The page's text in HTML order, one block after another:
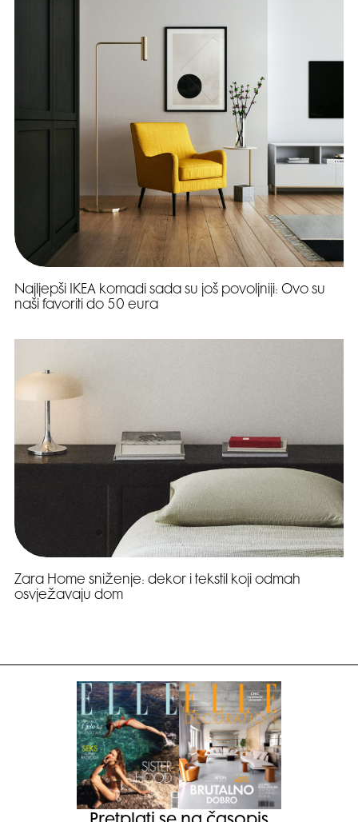
Najljepši IKEA komadi sada su još povoljniji: Ovo su
naši favoriti do 50 eura
Zara Home sniženje: dekor i tekstil koji odmah
osvježavaju dom